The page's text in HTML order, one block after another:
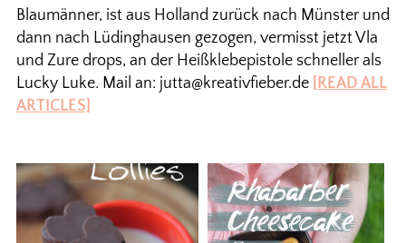
Blaumänner, ist aus Holland zurück nach Münster und
dann nach Lüdinghausen gezogen, vermisst jetzt Vla
und Zure drops, an der Heißklebepistole schneller als
Lucky Luke. Mail an: jutta@kreativfieber.de [READ ALL
ARTICLES]